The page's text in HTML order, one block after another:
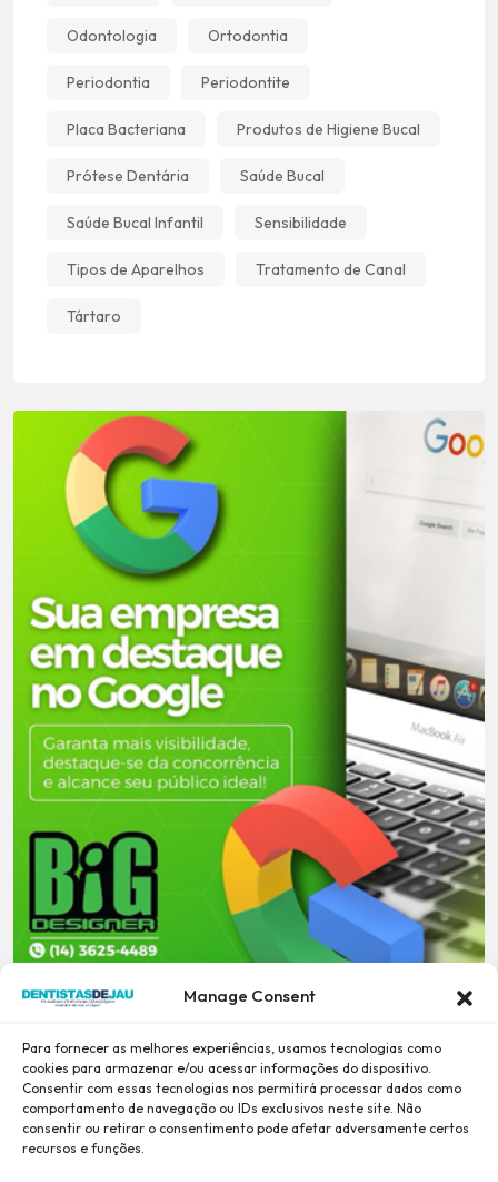
Manage Consent
Para fornecer as melhores experiências, usamos tecnologias como
cookies para armazenar e/ou acessar informações do dispositivo.
Consentir com essas tecnologias nos permitirá processar dados como
comportamento de navegação ou IDs exclusivos neste site. Não
consentir ou retirar o consentimento pode afetar adversamente certos
recursos e funções.
Odontologia Ortodontia
Periodontia Periodontite
Placa Bacteriana Produtos de Higiene Bucal
Prótese Dentária Saúde Bucal
Saúde Bucal Infantil Sensibilidade
Tipos de Aparelhos Tratamento de Canal
Tártaro